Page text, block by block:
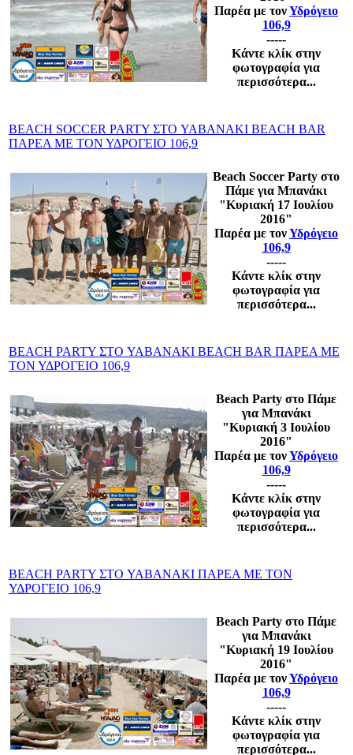
Παρέα με τονΥδρόγειο
106,9
-----
Κάντε κλίκ στην
φωτογραφία για
περισσότερα...
BEACH SOCCER PARTY ΣΤΟ YABANAKI BEACH BAR
ΠΑΡΕΑ ΜΕ ΤΟΝ ΥΔΡΟΓΕΙΟ 106,9
Beach Soccer Party στο
Πάμε για Μπανάκι
"Κυριακή 17 Ιουλίου
2016"
Παρέα με τονΥδρόγειο
106,9
-----
Κάντε κλίκ στην
φωτογραφία για
περισσότερα...
BEACH PARTY ΣΤΟ YABANAKI BEACH BAR ΠΑΡΕΑ ΜΕ
ΤΟΝ ΥΔΡΟΓΕΙΟ 106,9
Beach Party στο Πάμε
για Μπανάκι
"Κυριακή 3 Ιουλίου
2016"
Παρέα με τονΥδρόγειο
106,9
-----
Κάντε κλίκ στην
φωτογραφία για
περισσότερα...
BEACH PARTY ΣΤΟ YABANAKI ΠΑΡΕΑ ΜΕ ΤΟΝ
ΥΔΡΟΓΕΙΟ 106,9
Beach Party στο Πάμε
για Μπανάκι
"Κυριακή 19 Ιουλίου
2016"
Παρέα με τονΥδρόγειο
106,9
-----
Κάντε κλίκ στην
φωτογραφία για
περισσότερα...